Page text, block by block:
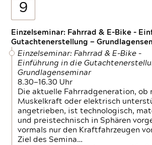
9
Einzelseminar: Fahrrad & E-Bike -
Gutachtenerstellung —
Einzelseminar: Fahrrad & E-Bike -
Einführung in die
Grundlagenseminar
8.30—16.30 Uhr
Die aktuelle Fahrradgeneration, ob
Muskelkraft oder elektrisch
angetrieben, ist technologisch,
und preistechnisch in Sphären
vormals nur den Kraftfahrzeugen
Ziel des Semina…